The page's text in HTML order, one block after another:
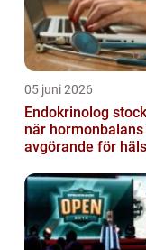
05 juni 2026
Endokrinolog
när
avgörande för